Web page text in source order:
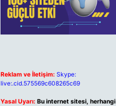
Reklam ve İletişim: Skype:
live:.cid.575569c608265c69
Yasal Uyarı: Bu internet sitesi, herhangi